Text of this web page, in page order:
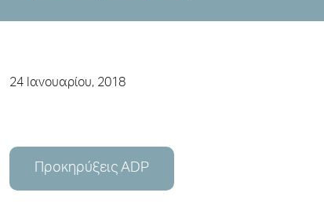
24 Ιανουαρίου, 2018
Προκηρύξεις ADP